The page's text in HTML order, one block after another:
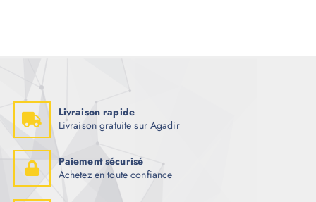
Livraison rapide
Livraison gratuite sur Agadir
Paiement sécurisé
Achetez en toute confiance